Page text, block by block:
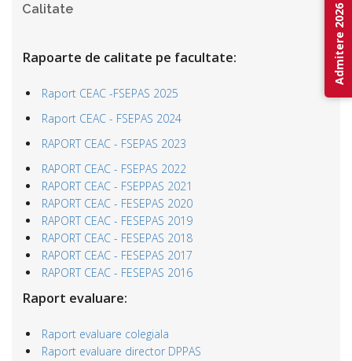
Calitate
Rapoarte de calitate pe facultate:
Raport CEAC -FSEPAS 2025
Raport CEAC - FSEPAS 2024
RAPORT CEAC - FSEPAS 2023
RAPORT CEAC - FSEPAS 2022
RAPORT CEAC - FSEPPAS 2021
RAPORT CEAC - FESEPAS 2020
RAPORT CEAC - FESEPAS 2019
RAPORT CEAC - FESEPAS 2018
RAPORT CEAC - FESEPAS 2017
RAPORT CEAC - FESEPAS 2016
Raport evaluare:
Raport evaluare colegiala
Raport evaluare director DPPAS
Admitere 2026